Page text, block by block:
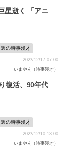
星逝く 「アニ
の時事漫才
2022/12/17 07:00
いまやん（時事漫才）
復活、90年代
の時事漫才
2022/12/10 13:00
いまやん（時事漫才）